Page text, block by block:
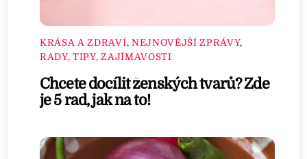
KRÁSA A ZDRAVÍ, NEJNOVĚJŠÍ ZPRÁVY,
RADY, TIPY, ZAJÍMAVOSTI
Chcete docílit ženských tvarů? Zde
je 5 rad, jak na to!